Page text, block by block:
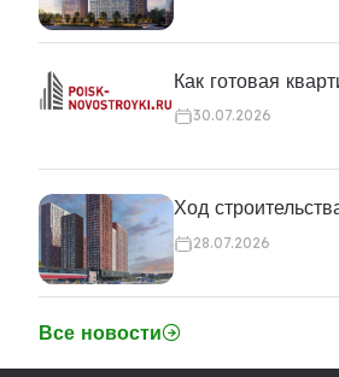
Как готовая
30.07.2026
Ход
28.07.2026
Все новости